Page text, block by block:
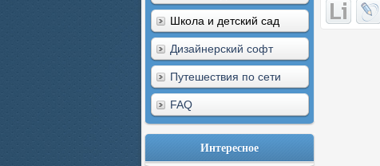
Школа и детский сад
Дизайнерский софт
Путешествия по сети
FAQ
Интересное